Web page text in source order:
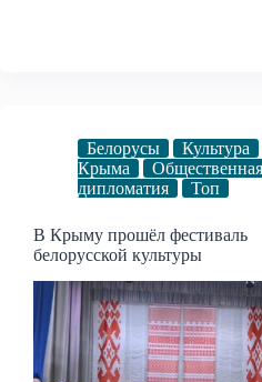
Белорусы Культура
Крыма
Общественная
дипломатия
Топ
В Крыму прошёл фестиваль
белорусской культуры